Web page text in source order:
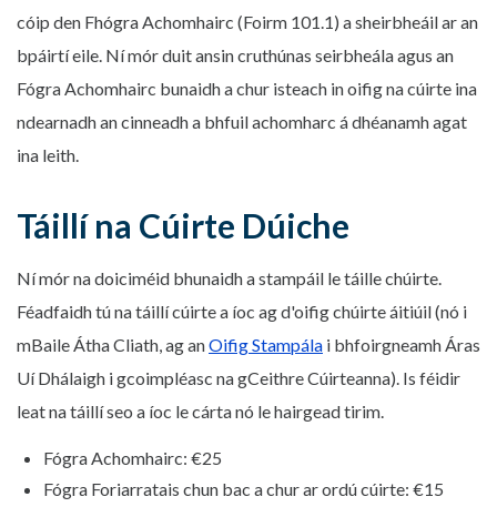
cóip den Fhógra Achomhairc (Foirm 101.1) a sheirbheáil ar an
bpáirtí eile. Ní mór duit ansin cruthúnas seirbheála agus an
Fógra Achomhairc bunaidh a chur isteach in oifig na cúirte ina
ndearnadh an cinneadh a bhfuil achomharc á dhéanamh agat
ina leith.
Táillí na Cúirte Dúiche
Ní mór na doiciméid bhunaidh a stampáil le táille chúirte.
Féadfaidh tú na táillí cúirte a íoc ag d'oifig chúirte áitiúil (nó i
mBaile Átha Cliath, ag anOifig Stampála i bhfoirgneamh Áras
Uí Dhálaigh i gcoimpléasc na gCeithre Cúirteanna). Is féidir
leat na táillí seo a íoc le cárta nó le hairgead tirim.
Fógra Achomhairc: €25
Fógra Foriarratais chun bac a chur ar ordú cúirte: €15